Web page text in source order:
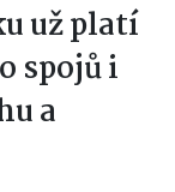
už platí
spojů i
a